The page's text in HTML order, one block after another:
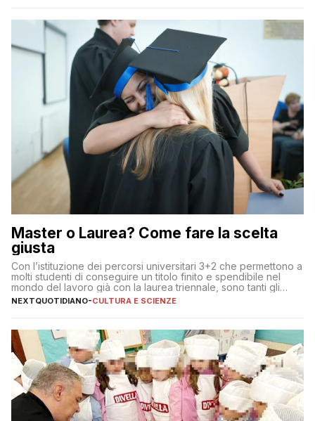
Master o Laurea? Come fare la scelta
giusta
Con l’istituzione dei percorsi universitari 3+2 che permettono a
molti studenti di conseguire un titolo finito e spendibile nel
mondo del lavoro già con la laurea triennale, sono tanti gli
interrogativi che si pongono gli studenti una volta raggiunto
l’obiettivo di primo livello
NEXTQUOTIDIANO-CULTURA E SCIENZE